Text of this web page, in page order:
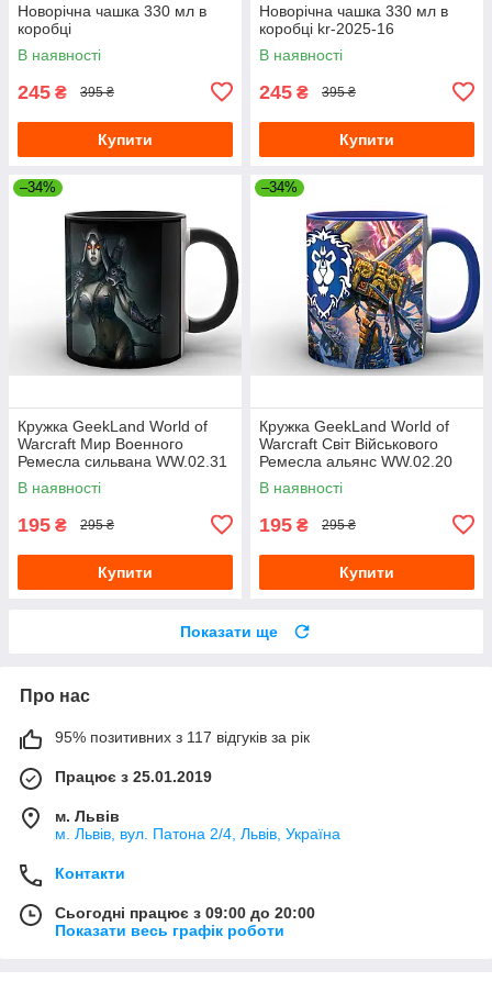
Новорічна чашка 330 мл в
коробці
В наявності
245 ₴ 395 ₴
Купити
Новорічна чашка 330 мл в
коробці kr-2025-16
В наявності
245 ₴ 395 ₴
Купити
–34%
Кружка GeekLand World of
Warcraft Мир Военного
Ремесла сильвана WW.02.31
В наявності
195 ₴ 295 ₴
Купити
–34%
Кружка GeekLand World of
Warcraft Світ Військового
Ремесла альянс WW.02.20
В наявності
195 ₴ 295 ₴
Купити
Показати ще
Про нас
95% позитивних з 117 відгуків за рік
Працює з 25.01.2019
м. Львів
м. Львів, вул. Патона 2/4, Львів, Україна
Контакти
Сьогодні працює з 09:00 до 20:00
Показати весь графік роботи